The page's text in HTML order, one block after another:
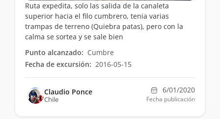
Ruta expedita, solo las salida de la canaleta
superior hacia el filo cumbrero, tenia varias
trampas de terreno (Quiebra patas), pero con la
calma se sortea y se sale bien
Punto alcanzado: Cumbre
Fecha de excursión: 2016-05-15
Claudio Ponce
Chile
6/01/2020
Fecha publicación